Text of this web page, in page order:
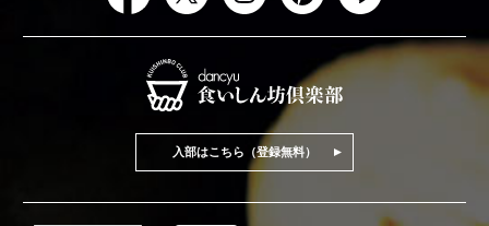
入部はこちら（登録無料）